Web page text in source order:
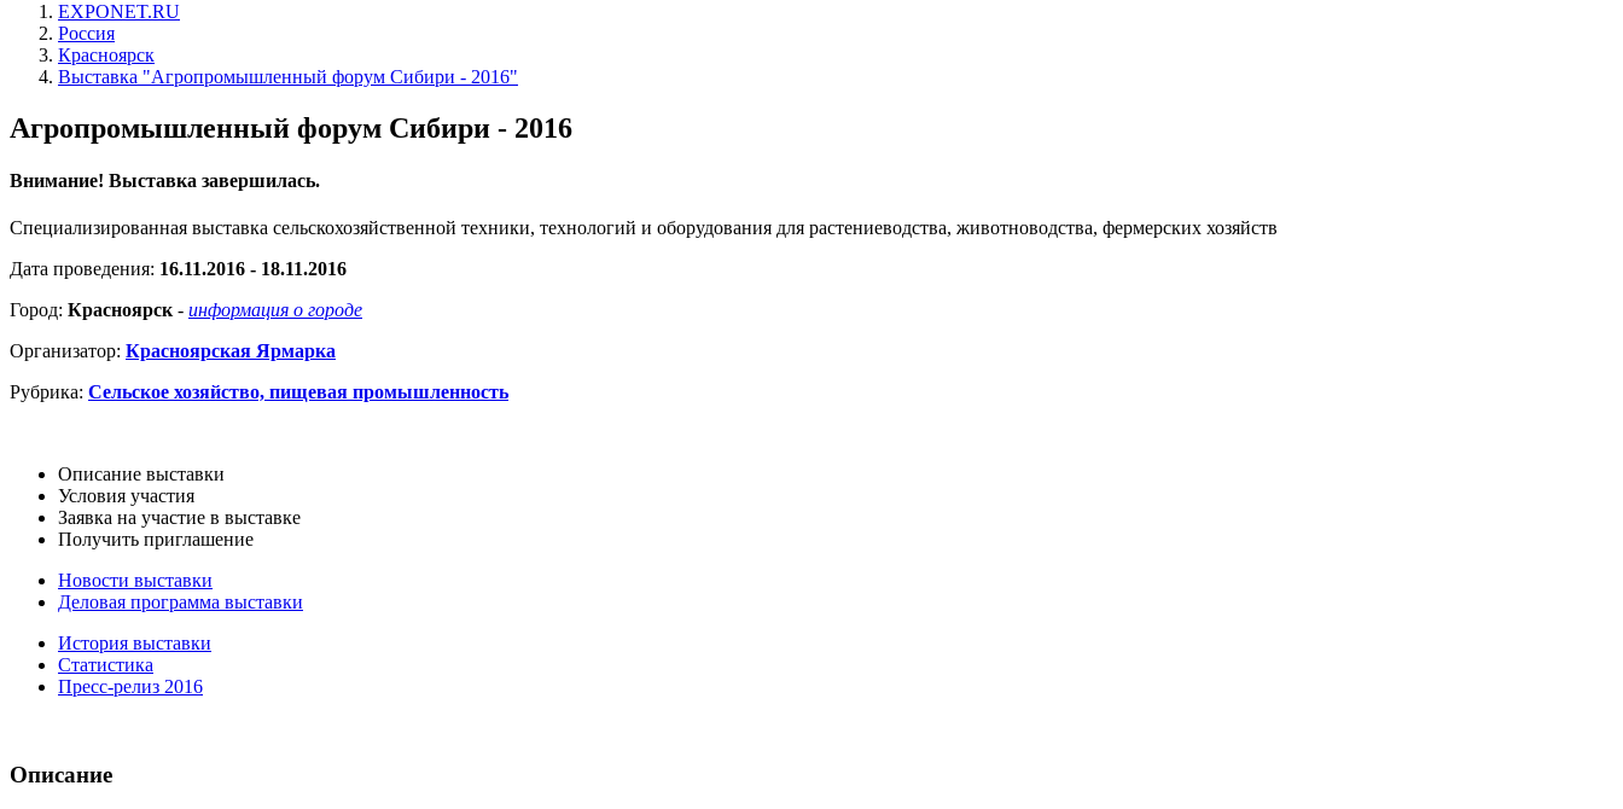
EXPONET.RU
Россия
Красноярск
Выставка "Агропромышленный форум Сибири - 2016"
Агропромышленный форум Сибири - 2016
Внимание! Выставка завершилась.
Специализированная выставка сельскохозяйственной техники, технологий и оборудования для растениеводства, животноводства, фермерских хозяйств
Дата проведения: 16.11.2016 - 18.11.2016
Город: Красноярск - информация о городе
Организатор: Красноярская Ярмарка
Рубрика: Сельское хозяйство, пищевая промышленность
Описание выставки
Условия участия
Заявка на участие в выставке
Получить приглашение
Новости выставки
Деловая программа выставки
История выставки
Статистика
Пресс-релиз 2016
Описание